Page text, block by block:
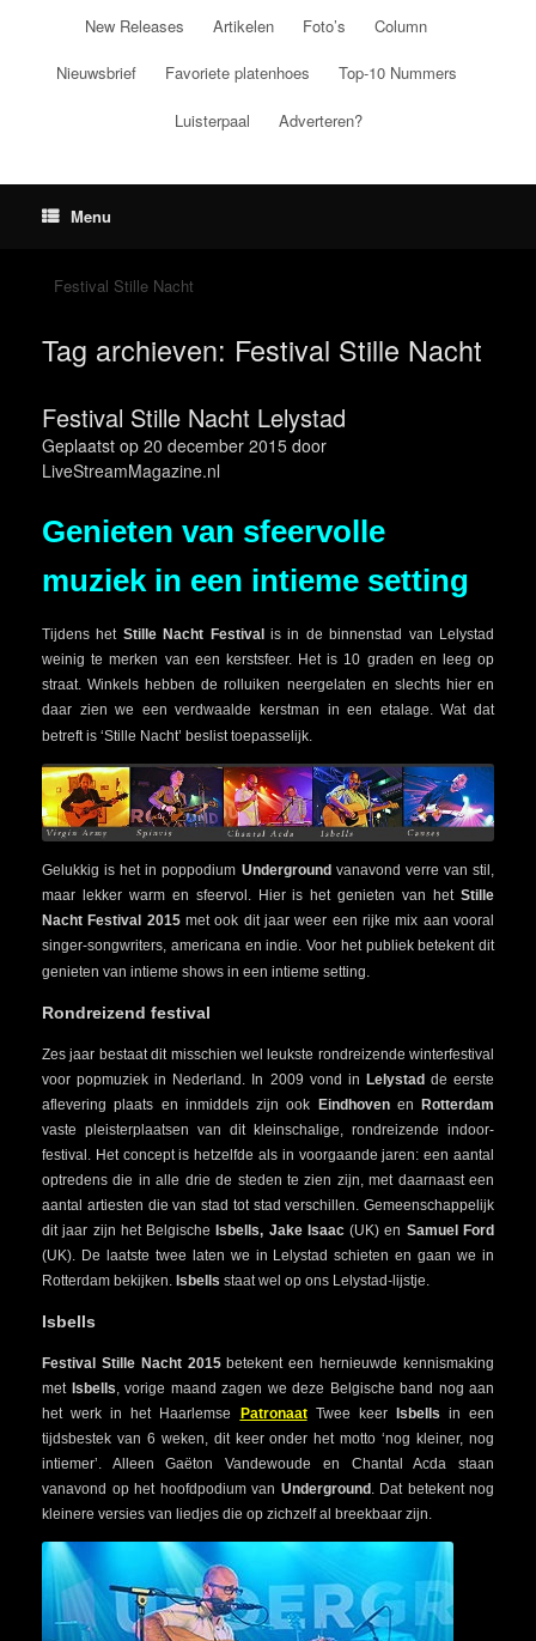
New Releases Artikelen Foto’s Column
Nieuwsbrief Favoriete platenhoes Top-10 Nummers
Luisterpaal Adverteren?
Menu
Festival Stille Nacht
Tag archieven: Festival Stille Nacht
Festival Stille Nacht Lelystad
Geplaatst op 20 december 2015 door
LiveStreamMagazine.nl
Genieten van sfeervolle
muziek in een intieme setting
Tijdens het Stille Nacht Festivalis in de binnenstad van Lelystad
weinig te merken van een kerstsfeer. Het is 10 graden en leeg op
straat. Winkels hebben de rolluiken neergelaten en slechts hier en
daar zien we een verdwaalde kerstman in een etalage. Wat dat
betreft is ‘Stille Nacht’ beslist toepasselijk.
Gelukkig is het in poppodium Underground vanavond verre van stil,
maar lekker warm en sfeervol. Hier is het genieten van het Stille
Nacht Festival 2015met ook dit jaar weer een rijke mix aan vooral
singer-songwriters, americana en indie. Voor het publiek betekent dit
genieten van intieme shows in een intieme setting.
Rondreizend festival
Zes jaar bestaat dit misschien wel leukste rondreizende winterfestival
voor popmuziek in Nederland. In 2009 vond in Lelystad de eerste
aflevering plaats en inmiddels zijn ook
Eindhoven en Rotterdam
vaste pleisterplaatsen van dit kleinschalige, rondreizende indoor-
festival. Het concept is hetzelfde als in voorgaande jaren: een aantal
optredens die in alle drie de steden te zien zijn, met daarnaast een
aantal artiesten die van stad tot stad verschillen. Gemeenschappelijk
dit jaar zijn het Belgische Isbells, Jake Isaac(UK) en Samuel Ford
(UK). De laatste twee laten we in Lelystad schieten en gaan we in
Rotterdam bekijken. Isbells staat wel op ons Lelystad-lijstje.
Isbells
Festival Stille Nacht 2015betekent een hernieuwde kennismaking
met Isbells, vorige maand zagen we deze Belgische band nog aan
het werk in het Haarlemse
PatronaatTwee keer Isbells in een
tijdsbestek van 6 weken, dit keer onder het motto ‘nog kleiner, nog
intiemer’. Alleen Gaëton Vandewoude en Chantal Acda staan
vanavond op het hoofdpodium van Underground . Dat betekent nog
kleinere versies van liedjes die op zichzelf al breekbaar zijn.